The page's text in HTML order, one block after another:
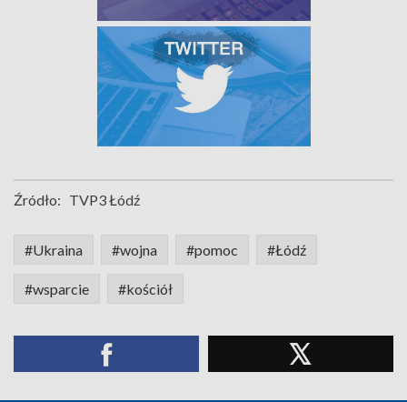
Źródło: TVP3 Łódź
#Ukraina #wojna #pomoc #Łódź
#wsparcie #kościół